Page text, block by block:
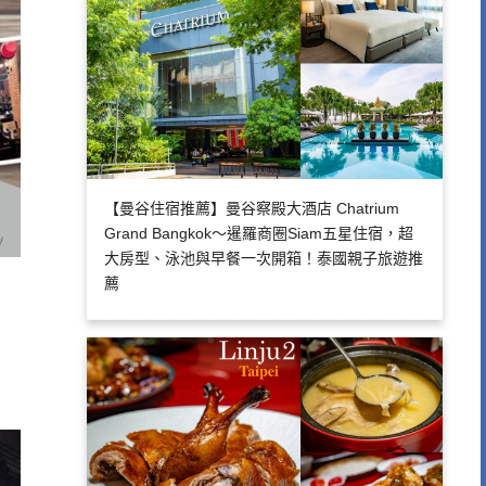
【曼谷住宿推薦】曼谷察殿大酒店 Chatrium
Grand Bangkok～暹羅商圈Siam五星住宿，超
大房型、泳池與早餐一次開箱！泰國親子旅遊推
薦